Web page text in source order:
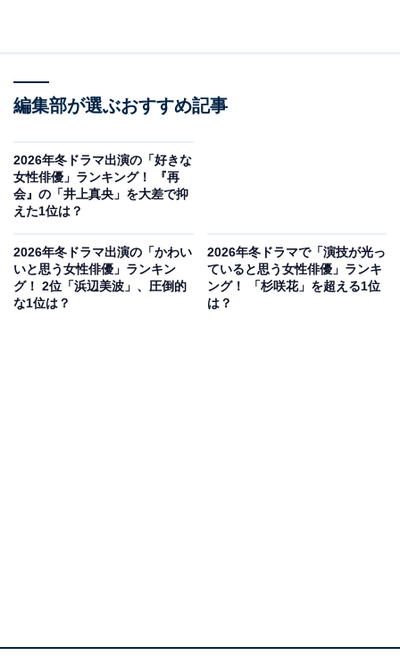
3位は『ラムネモンキー』（フジテレビ系）に出演する
反町隆史さんです。反町さんは、同作で大森南朋さん、
これまで、数多くの名作で主演を務め、日本を代表する
イケメン俳優として人気の反町さん。『ラムネモンキ
ー』では、主人公の中で陽キャな役割の吉井雄太を演じ
ています。
編集部が選ぶおすすめ記事
2026年冬ドラマ出演の「好きな
女性俳優」ランキング！ 『再
会』の「井上真央」を大差で抑
えた1位は？
2026年冬ドラマ出演の「かわい
いと思う女性俳優」ランキン
グ！ 2位「浜辺美波」、圧倒的
な1位は？
2026年冬ドラマで「演技が光っ
ていると思う女性俳優」ランキ
ング！ 「杉咲花」を超える1位
は？